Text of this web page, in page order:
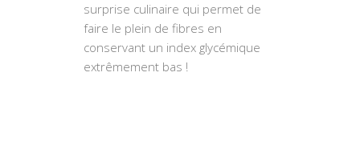
surprise culinaire qui permet de
faire le plein de fibres en
conservant un index glycémique
extrêmement bas !